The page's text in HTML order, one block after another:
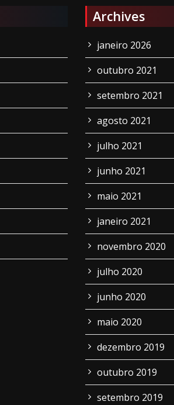
Archives
janeiro 2026
outubro 2021
setembro 2021
agosto 2021
julho 2021
junho 2021
maio 2021
janeiro 2021
novembro 2020
julho 2020
junho 2020
maio 2020
dezembro 2019
outubro 2019
setembro 2019